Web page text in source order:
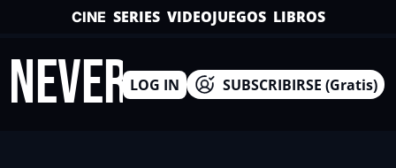
CINE SERIES VIDEOJUEGOS LIBROS
LOG IN SUBSCRIBIRSE (Gratis)